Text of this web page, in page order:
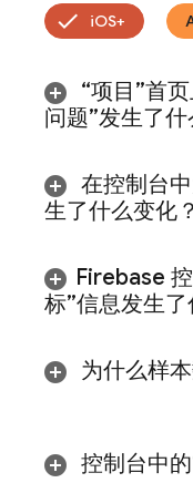
iOS+
“项目”首
问题”发生了什
在控制台
生了什么变化？
Firebase
标”信息发生了
为什么样
控制台中的